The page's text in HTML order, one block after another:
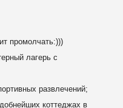
промолчать:)))
лагерь с
развлечений;
коттеджах в